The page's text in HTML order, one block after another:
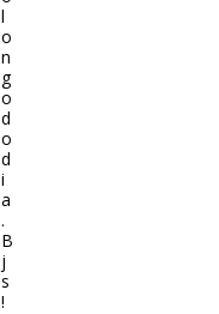
l
o
n
g
o
d
o
d
i
a
.
B
j
s
!